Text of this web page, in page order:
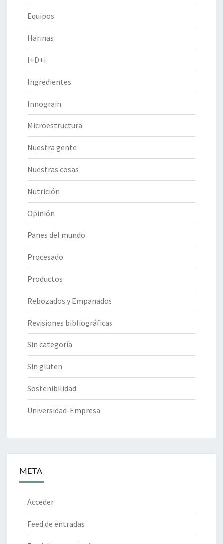
Equipos
Harinas
I+D+i
Ingredientes
Innograin
Microestructura
Nuestra gente
Nuestras cosas
Nutrición
Opinión
Panes del mundo
Procesado
Productos
Rebozados y Empanados
Revisiones bibliográficas
Sin categoría
Sin gluten
Sostenibilidad
Universidad-Empresa
META
Acceder
Feed de entradas